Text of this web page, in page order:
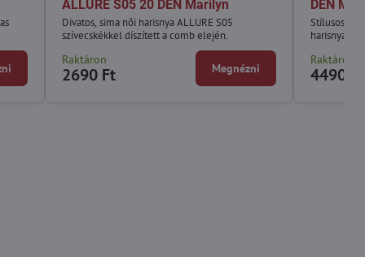
ALLURE S05 20 DEN Marilyn
Divatos, sima női harisnya ALLURE S05
szívecskékkel díszített a comb elején.
Raktáron
2690 Ft Megnézni
DEN
Stílusos,
harisnya.
Raktáron
4490 Ft